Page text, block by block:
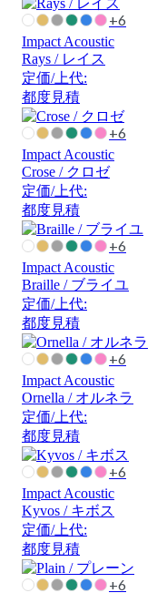
+6
Impact Acoustic
Rays / レイス
定価/上代:
都度見積
+6
Impact Acoustic
Crose / クロゼ
定価/上代:
都度見積
+6
Impact Acoustic
Braille / ブライユ
定価/上代:
都度見積
+6
Impact Acoustic
Ornella / オルネラ
定価/上代:
都度見積
+6
Impact Acoustic
Kyvos / キボス
定価/上代:
都度見積
+6